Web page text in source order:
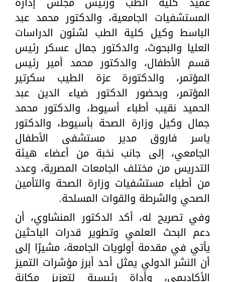
المستشفيات الجامعية، والدكتور محمد عبد
الباسط وكيل كلية الطب لشئون الدراسات
العليا والبحوث، والدكتور جمال عسكر رئيس
قسم الأطفال، والدكتور محمد أمير رئيس
المؤتمر، والدكتورة عزة الطيب سكرتير
المؤتمر، وبحضور الدكتور ضياء الدين عبد
الحميد نقيب أطباء أسيوط، والدكتور محمد
جمال وكيل وزارة الصحة بأسيوط، والدكتور
ياسر فاروق مدير مستشفى الأطفال
الجامعي، إلى جانب نخبة من أعضاء هيئة
التدريس من مختلف الجامعات المصرية، وعدد
من أطباء مستشفيات وزارة الصحة والتأمين
الصحي والشرطة والقوات المسلحة.
وفي تصريح له، أكد الدكتور المنشاوي، أن
دعم البحث العلمي وتطوير قدرات الباحثين
يأتي في مقدمة أولويات الجامعة، مشيرًا إلى
أن النشر الدولي يمثل أحد أبرز مؤشرات التميز
الأكاديمي، وأداة رئيسية لتعزيز مكانة